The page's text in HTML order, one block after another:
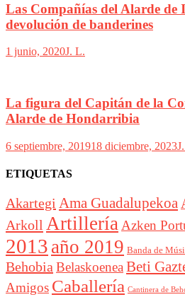
Las Compañías del Alarde de
devolución de banderines
1 junio, 2020J. L.
La figura del Capitán de la
Alarde de Hondarribia
6 septiembre, 201918 diciembre, 2023
ETIQUETAS
Akartegi Ama Guadalupekoa
Arkoll ArtilleríaAzken
2013 año 2019 Banda de
BehobiaBelaskoeneaBeti
Amigos Caballería Cantinera de